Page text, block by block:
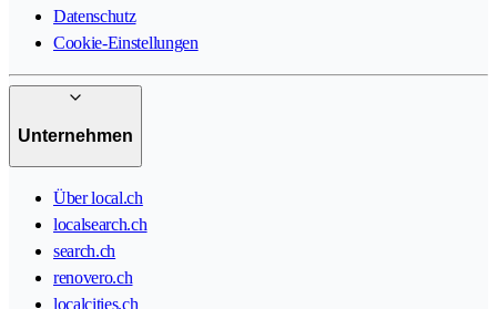
Datenschutz
Cookie-Einstellungen
Unternehmen
Über local.ch
localsearch.ch
search.ch
renovero.ch
localcities.ch